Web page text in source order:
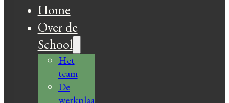
Home
Over de
School
Het
team
De
werkplaa